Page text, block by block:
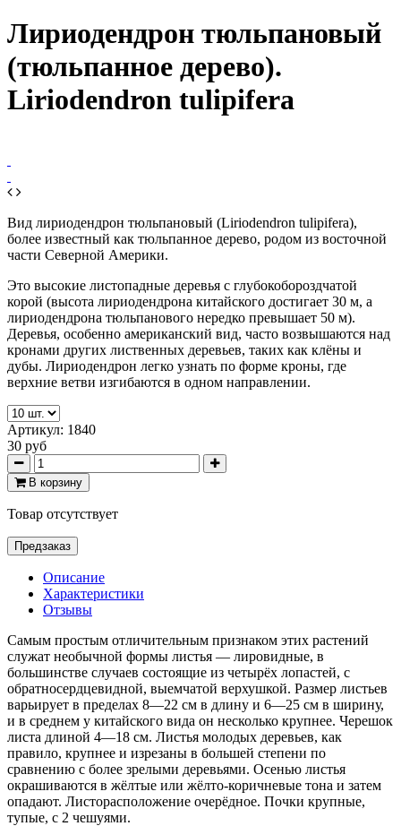
Лириодендрон тюльпановый
(тюльпанное дерево).
Liriodendron tulipifera
Вид лириодендрон тюльпановый (Liriodendron tulipifera),
более известный как тюльпанное дерево, родом из восточной
части Северной Америки.
Это высокие листопадные деревья с глубокобороздчатой
корой (высота лириодендрона китайского достигает 30 м, а
лириодендрона тюльпанового нередко превышает 50 м).
Деревья, особенно американский вид, часто возвышаются над
кронами других лиственных деревьев, таких как клёны и
дубы. Лириодендрон легко узнать по форме кроны, где
верхние ветви изгибаются в одном направлении.
Артикул: 1840
30 руб
В корзину
Товар отсутствует
Предзаказ
Описание
Характеристики
Отзывы
Самым простым отличительным признаком этих растений
служат необычной формы листья — лировидные, в
большинстве случаев состоящие из четырёх лопастей, с
обратносердцевидной, выемчатой верхушкой. Размер листьев
варьирует в пределах 8—22 см в длину и 6—25 см в ширину,
и в среднем у китайского вида он несколько крупнее. Черешок
листа длиной 4—18 см. Листья молодых деревьев, как
правило, крупнее и изрезаны в большей степени по
сравнению с более зрелыми деревьями. Осенью листья
окрашиваются в жёлтые или жёлто-коричневые тона и затем
опадают. Листорасположение очерёдное. Почки крупные,
тупые, с 2 чешуями.